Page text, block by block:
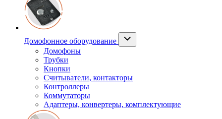
Домофонное оборудование
Домофоны
Трубки
Кнопки
Считыватели, контакторы
Контроллеры
Коммутаторы
Адаптеры, конвертеры, комплектующие